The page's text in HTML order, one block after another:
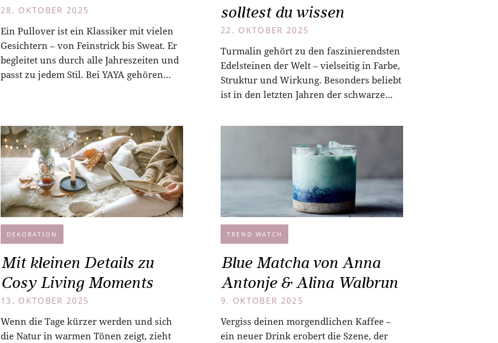
28. OKTOBER 2025
Ein Pullover ist ein Klassiker mit vielen
Gesichtern – von Feinstrick bis Sweat. Er
begleitet uns durch alle Jahreszeiten und
passt zu jedem Stil. Bei YAYA gehören…
solltest du wissen
22. OKTOBER 2025
Turmalin gehört zu den faszinierendsten
Edelsteinen der Welt – vielseitig in Farbe,
Struktur und Wirkung. Besonders beliebt
ist in den letzten Jahren der schwarze…
DEKORATION
Mit kleinen Details zu
Cosy Living Moments
13. OKTOBER 2025
Wenn die Tage kürzer werden und sich
die Natur in warmen Tönen zeigt, zieht
TREND WATCH
Blue Matcha von Anna
Antonje & Alina Walbrun
9. OKTOBER 2025
Vergiss deinen morgendlichen Kaffee –
ein neuer Drink erobert die Szene, der